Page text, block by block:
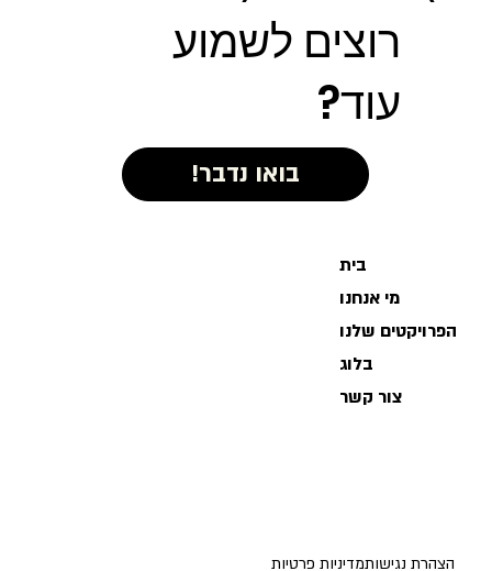
בית
מי אנחנו
הפרויקטים שלנו
בלוג
צור קשר
מדיניות פרטיותהצהרת נגישות
רוצים לשמוע
עוד?